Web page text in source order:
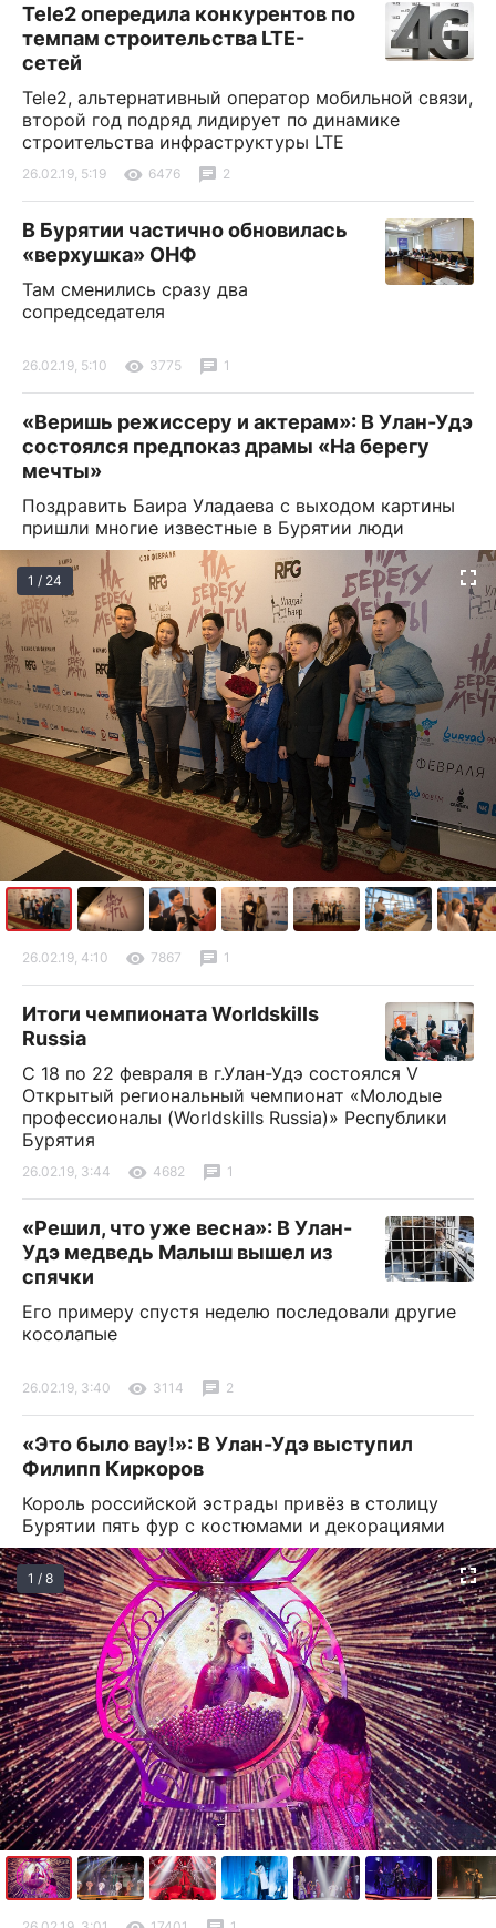
Tele2 опередила конкурентов по
темпам строительства LTE-
сетей
Tele2, альтернативный оператор мобильной связи,
второй год подряд лидирует по динамике
строительства инфраструктуры LTE
26.02.19, 5:19 6476 2
В Бурятии частично обновилась
«верхушка» ОНФ
Там сменились сразу два
сопредседателя
26.02.19, 5:10 3775 1
«Веришь режиссеру и актерам»: В Улан-Удэ
состоялся предпоказ драмы «На берегу
мечты»
Поздравить Баира Уладаева с выходом картины
пришли многие известные в Бурятии люди
1 / 24
26.02.19, 4:10 7867 1
Итоги чемпионата Worldskills
Russia
С 18 по 22 февраля в г.Улан-Удэ состоялся V
Открытый региональный чемпионат «Молодые
профессионалы (Worldskills Russia)» Республики
Бурятия
26.02.19, 3:44 4682 1
«Решил, что уже весна»: В Улан-
Удэ медведь Малыш вышел из
спячки
Его примеру спустя неделю последовали другие
косолапые
26.02.19, 3:40 3114 2
«Это было вау!»: В Улан-Удэ выступил
Филипп Киркоров
Король российской эстрады привёз в столицу
Бурятии пять фур с костюмами и декорациями
1 / 8